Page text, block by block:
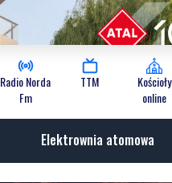
Radio Norda
Fm
TTM
Kościoły
online
Elektrownia atomowa